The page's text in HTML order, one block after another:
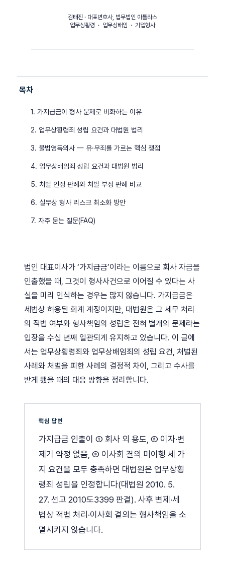
김태진 · 대표변호사, 법무법인 아틀라스
업무상횡령 · 업무상배임 · 기업형사
목차
1. 가지급금이 형사 문제로 비화하는 이유
2. 업무상횡령죄 성립 요건과 대법원 법리
3. 불법영득의사 — 유·무죄를 가르는 핵심 쟁점
4. 업무상배임죄 성립 요건과 대법원 법리
5. 처벌 인정 판례와 처벌 부정 판례 비교
6. 실무상 형사 리스크 최소화 방안
7. 자주 묻는 질문(FAQ)
법인 대표이사가 ‘가지급금’이라는 이름으로 회사 자금을
인출했을 때, 그것이 형사사건으로 이어질 수 있다는 사
실을 미리 인식하는 경우는 많지 않습니다. 가지급금은
세법상 허용된 회계 계정이지만, 대법원은 그 세무 처리
의 적법 여부와 형사책임의 성립은 전혀 별개의 문제라는
입장을 수십 년째 일관되게 유지하고 있습니다. 이 글에
서는 업무상횡령죄와 업무상배임죄의 성립 요건, 처벌된
사례와 처벌을 피한 사례의 결정적 차이, 그리고 수사를
받게 됐을 때의 대응 방향을 정리합니다.
핵심 답변
가지급금 인출이 ① 회사 외 용도, ② 이자·변
제기 약정 없음, ③ 이사회 결의 미이행 세 가
지 요건을 모두 충족하면 대법원은 업무상횡
령죄 성립을 인정합니다(대법원 2010. 5.
27. 선고 2010도3399 판결). 사후 변제·세
법상 적법 처리·이사회 결의는 형사책임을 소
멸시키지 않습니다.